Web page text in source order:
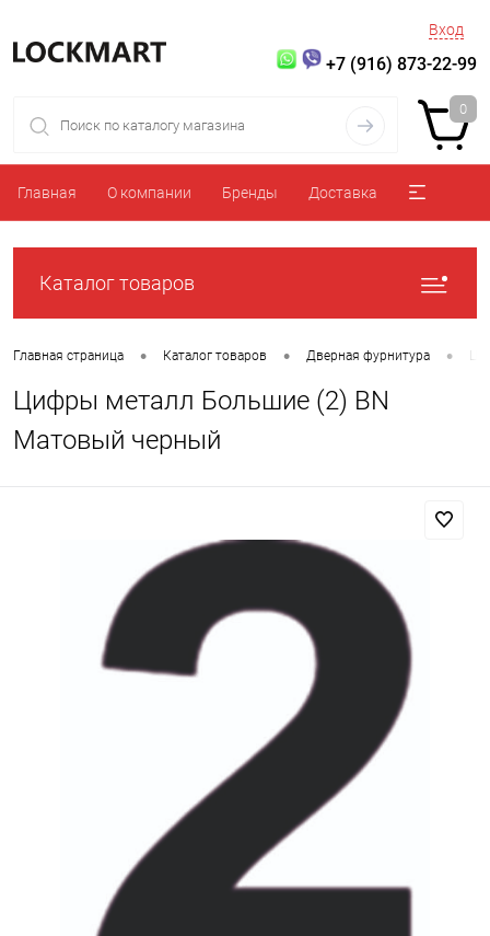
Вход
+7 (916) 873-22-99
0
Главная О компании Бренды Доставка
Каталог товаров
Главная страница • Каталог товаров • Дверная фурнитура •
Цифры металл Большие (2) BN
Матовый черный